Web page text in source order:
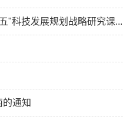
"科技发展规划战略研究课...
通知